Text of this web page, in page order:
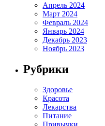
Апрель 2024
Март 2024
Февраль 2024
Январь 2024
Декабрь 2023
Ноябрь 2023
Рубрики
Здоровье
Красота
Лекарства
Питание
Привычки